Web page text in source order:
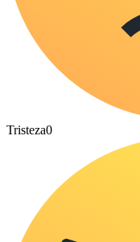
Tristeza0